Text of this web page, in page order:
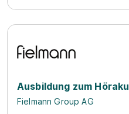
Ausbildung zum
Fielmann Group AG